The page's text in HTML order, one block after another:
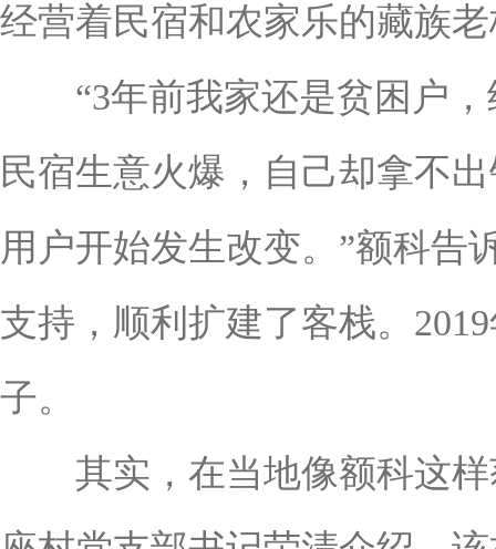
经营着民宿和农家乐的藏族
“3年前我家还是贫困户，
民宿生意火爆，自己却拿不
用户开始发生改变。”额科告
支持，顺利扩建了客栈。
子。
其实，在当地像额科这样